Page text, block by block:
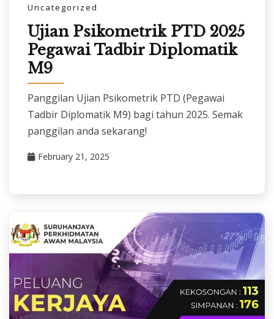
Uncategorized
Ujian Psikometrik PTD 2025
Pegawai Tadbir Diplomatik
M9
Panggilan Ujian Psikometrik PTD (Pegawai
Tadbir Diplomatik M9) bagi tahun 2025. Semak
panggilan anda sekarang!
February 21, 2025